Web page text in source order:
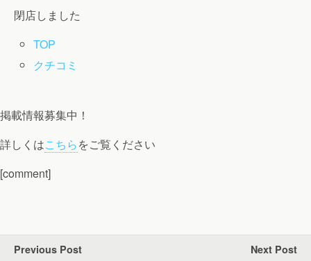
閉店しました
TOP
クチコミ
掲載情報募集中！
詳しくはこちらをご覧ください
[comment]
Previous Post Next Post